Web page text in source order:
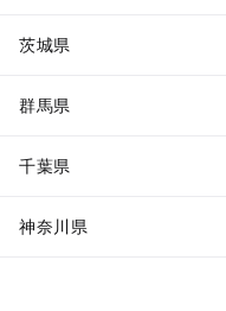
茨城県
群馬県
千葉県
神奈川県